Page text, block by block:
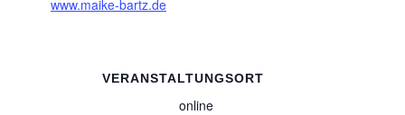
www.maike-bartz.de
VERANSTALTUNGSORT
online